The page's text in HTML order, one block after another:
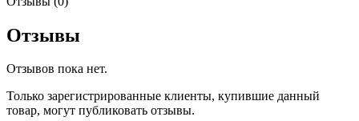
Отзывы
Отзывов пока нет.
Только зарегистрированные клиенты, купившие данный
товар, могут публиковать отзывы.